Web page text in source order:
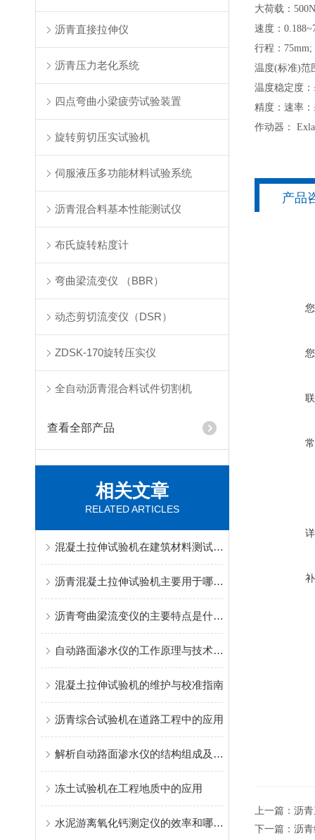
沥青直接拉伸仪
沥青压力老化系统
四点弯曲小梁疲劳试验装置
旋转剪切压实试验机
伺服液压多功能材料试验系统
沥青混合料基本性能测试仪
布氏旋转粘度计
弯曲梁流变仪 （BBR）
动态剪切流变仪（DSR）
ZDSK-170旋转压实仪
全自动沥青混合料试件切割机
查看全部产品
相关文章
RELATED ARTICLES
混凝土拉伸试验机在建筑材料测试中的应用
沥青混凝土拉伸试验机主要用于哪些测试和研究？
沥青弯曲梁流变仪的主要特点是什么呢？读完下文你就知道了
自动路面渗水仪的工作原理与技术特点
混凝土拉伸试验机的维护与校准指南
沥青综合试验机在道路工程中的应用
解析自动路面渗水仪的结构组成及其操作使用
冻土试验机在工程地质中的应用
水泥游离氧化钙测定仪的效率和哪些方面有关
大荷载：
速度：
行程：75mm;
温度(标准)范
温度稳定度
精度：速率
作动器：
产品
上一篇： 沥
下一篇： 沥